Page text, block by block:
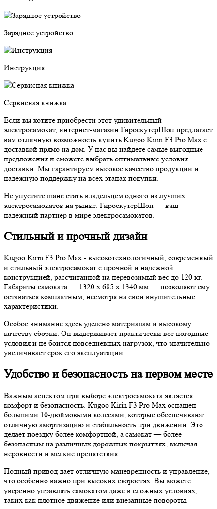
Зарядное устройство
Инструкция
Сервисная книжка
Если вы хотите приобрести этот удивительный
электросамокат, интернет-магазин ГироскутерШоп предлагает
вам отличную возможность купить Kugoo Kirin F3 Pro Max с
доставкой прямо на дом. У нас вы найдете самые выгодные
предложения и сможете выбрать оптимальные условия
доставки. Мы гарантируем высокое качество продукции и
надежную поддержку на всех этапах покупки.
Не упустите шанс стать владельцем одного из лучших
электросамокатов на рынке. ГироскутерШоп — ваш
надежный партнер в мире электросамокатов.
Стильный и прочный дизайн
Kugoo Kirin F3 Pro Max - высокотехнологичный, современный
и стильный электросамокат с прочной и надежной
конструкцией, рассчитанной на перевозимый вес до 120 кг.
Габариты самоката — 1320 х 685 х 1340 мм — позволяют ему
оставаться компактным, несмотря на свои внушительные
характеристики.
Особое внимание здесь уделено материалам и высокому
качеству сборки. Он выдерживает практически все погодные
условия и не боится повседневных нагрузок, что значительно
увеличивает срок его эксплуатации.
Удобство и безопасность на первом месте
Важным аспектом при выборе электросамоката является
комфорт и безопасность. Kugoo Kirin F3 Pro Max оснащен
большими 10-дюймовыми колесами, которые обеспечивают
отличную амортизацию и стабильность при движении. Это
делает поездку более комфортной, а самокат — более
безопасным на различных дорожных покрытиях, включая
неровности и мелкие препятствия.
Полный привод дает отличную маневренность и управление,
что особенно важно при высоких скоростях. Вы можете
уверенно управлять самокатом даже в сложных условиях,
таких как плотное движение или внезапные повороты.